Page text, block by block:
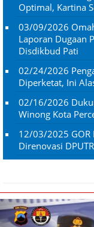
Optimal, Kartina
03/09/2026
Laporan Dugaan
Disdikbud Pati
02/24/2026
Diperketat, Ini
02/16/2026
Winong Kota
12/03/2025
Direnovasi